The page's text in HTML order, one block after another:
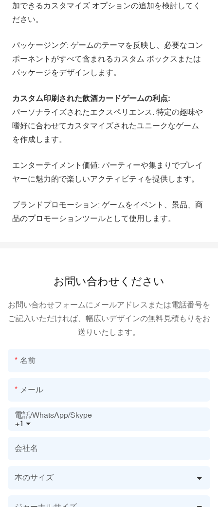
加できるカスタマイズ オプションの追加を検討してく
ださい。
パッケージング: ゲームのテーマを反映し、必要なコン
ポーネントがすべて含まれるカスタム ボックスまたは
パッケージをデザインします。
カスタム印刷された飲酒カードゲームの利点:
パーソナライズされたエクスペリエンス: 特定の趣味や
嗜好に合わせてカスタマイズされたユニークなゲーム
を作成します。
エンターテイメント価値: パーティーや集まりでプレイ
ヤーに魅力的で楽しいアクティビティを提供します。
ブランドプロモーション: ゲームをイベント、景品、商
品のプロモーションツールとして使用します。
お問い合わせください
お問い合わせフォームにメールアドレスまたは電話番号を
ご記入いただければ、幅広いデザインの無料見積もりをお
送りいたします。
名前
メール
+1
電話/WhatsApp/Skype
会社名
本のサイズ